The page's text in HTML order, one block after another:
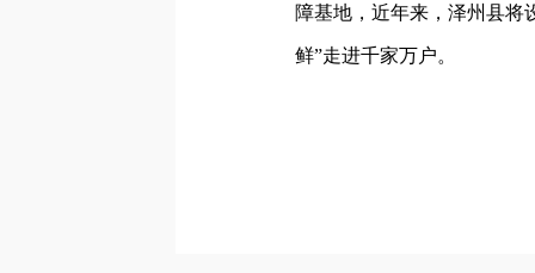
障基地，近年来，泽州县将
鲜”走进千家万户。